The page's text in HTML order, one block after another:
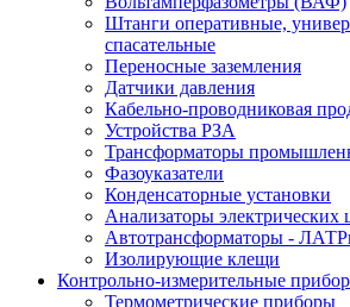
Штанги оперативные,
спасательные
Переносные заземления
Датчики давления
Кабельно-проводниковая
Устройства РЗА
Трансформаторы
Фазоуказатели
Конденсаторные установки
Анализаторы электрических
Автотрансформаторы -
Изолирующие клещи
Контрольно-измерительные
Термометрические приборы